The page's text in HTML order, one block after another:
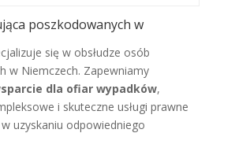
poszkodowanych w
się w obsłudze osób
w Niemczech. Zapewniamy
dla ofiar wypadków,
i skuteczne usługi prawne
uzyskaniu odpowiedniego